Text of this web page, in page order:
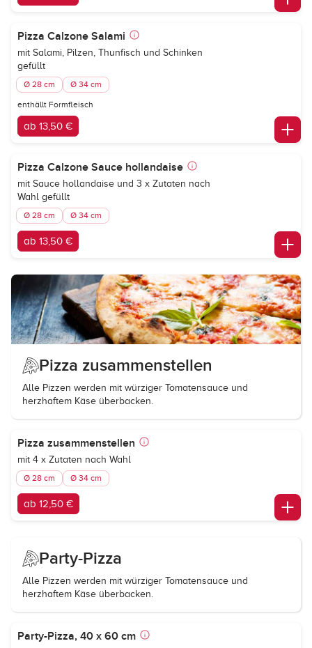
Pizza Calzone Salami
mit Salami, Pilzen, Thunfisch und Schinken
gefüllt
Ø 28 cm Ø 34 cm
enthällt Formfleisch
ab 13,50 €
Pizza Calzone Sauce hollandaise
mit Sauce hollandaise und 3 x Zutaten nach
Wahl gefüllt
Ø 28 cm Ø 34 cm
ab 13,50 €
Pizza zusammenstellen
Alle Pizzen werden mit würziger Tomatensauce und
herzhaftem Käse überbacken.
Pizza zusammenstellen
mit 4 x Zutaten nach Wahl
Ø 28 cm Ø 34 cm
ab 12,50 €
Party-Pizza
Alle Pizzen werden mit würziger Tomatensauce und
herzhaftem Käse überbacken.
Party-Pizza, 40 x 60 cm